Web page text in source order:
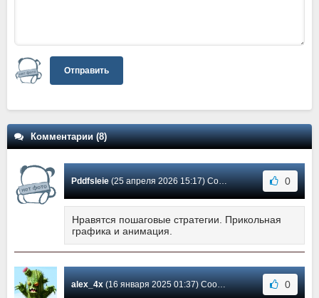
Отправить
Комментарии (8)
Pddfsleie(25 апреля 2026 15:17) Сообщение #8 0
Нравятся пошаговые стратегии. Прикольная
графика и анимация.
alex_4x(16 января 2025 01:37) Сообщение #7 0